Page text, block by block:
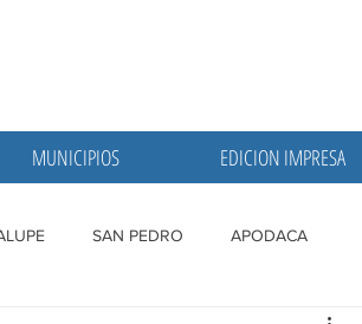
MUNICIPIOS EDICION IMPRESA
SAN PEDRO APODACA